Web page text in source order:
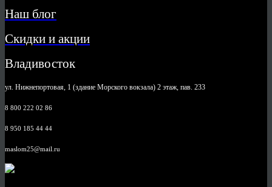
Наш блог
Скидки и акции
Владивосток
ул. Нижнепортовая, 1 (здание Морского вокзала) 2 этаж, пав. 233
8 800 222 02 86
8 950 185 44 44
maslom25@mail.ru